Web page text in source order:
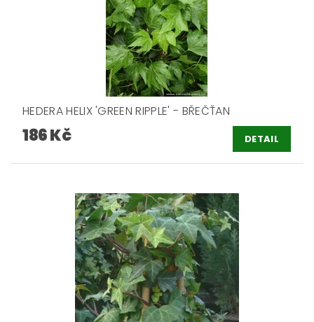
HEDERA HELIX 'GREEN RIPPLE' - BŘEČŤAN
186 Kč DETAIL